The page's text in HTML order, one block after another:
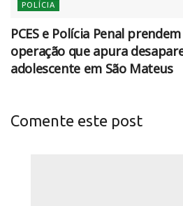
POLÍCIA
PCES e Polícia Penal
operação que apura
adolescente em São Mateus
Comente este post